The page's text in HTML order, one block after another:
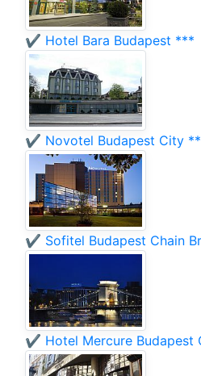
✔️ Hotel Bara Budapest ***
✔️ Novotel Budapest City
✔️ Sofitel Budapest Chain
✔️ Hotel Mercure Budapest